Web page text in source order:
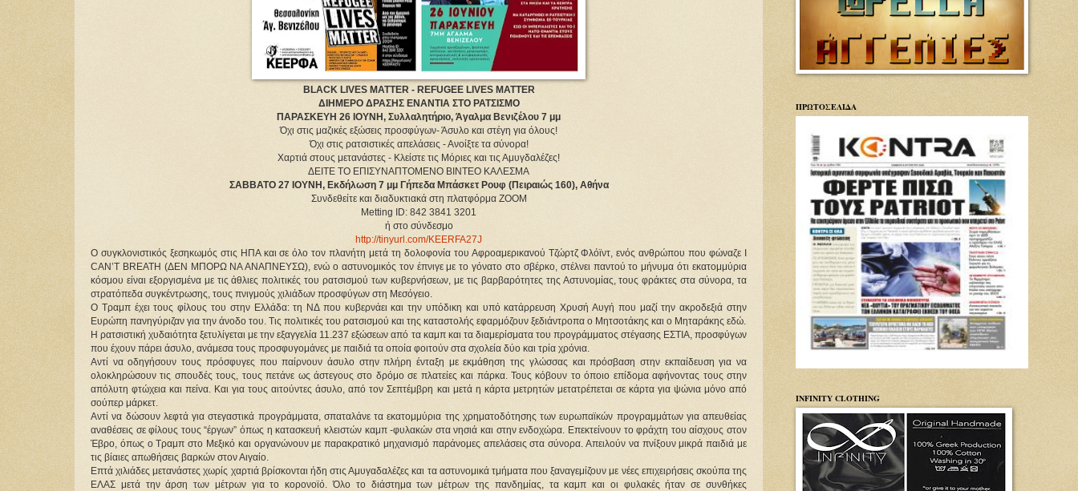
BLACK LIVES MATTER - REFUGEE LIVES MATTER
ΔΙΗΜΕΡΟ ΔΡΑΣΗΣ ΕΝΑΝΤΙΑ ΣΤΟ ΡΑΤΣΙΣΜΟ
ΠΑΡΑΣΚΕΥΗ 26 ΙΟΥΝΗ, Συλλαλητήριο, Άγαλμα Βενιζέλου 7 μμ
Όχι στις μαζικές εξώσεις προσφύγων- Άσυλο και στέγη για όλους!
Όχι στις ρατσιστικές απελάσεις - Ανοίξτε τα σύνορα!
Χαρτιά στους μετανάστες - Κλείστε τις Μόριες και τις Αμυγδαλέζες!
ΔΕΙΤΕ ΤΟ ΕΠΙΣΥΝΑΠΤΟΜΕΝΟ ΒΙΝΤΕΟ ΚΑΛΕΣΜΑ
ΣΑΒΒΑΤΟ 27 ΙΟΥΝΗ, Εκδήλωση 7 μμ Γήπεδα Μπάσκετ Ρουφ (Πειραιώς 160), Αθήνα
Συνδεθείτε και διαδυκτιακά στη πλατφόρμα ZOOM
Metting ID: 842 3841 3201
ή στο σύνδεσμο
http://tinyurl.com/KEERFA27J
Ο συγκλονιστικός ξεσηκωμός στις ΗΠΑ και σε όλο τον πλανήτη μετά τη δολοφονία του Αφροαμερικανού Τζώρτζ Φλόϊντ, ενός ανθρώπου που φώναζε I
CAN’T BREATH (ΔΕΝ ΜΠΟΡΩ ΝΑ ΑΝΑΠΝΕΥΣΩ), ενώ ο αστυνομικός τον έπνιγε με το γόνατο στο σβέρκο, στέλνει παντού το μήνυμα ότι εκατομμύρια
κόσμου είναι εξοργισμένα με τις άθλιες πολιτικές του ρατσισμού των κυβερνήσεων, με τις βαρβαρότητες της Αστυνομίας, τους φράκτες στα σύνορα, τα
στρατόπεδα συγκέντρωσης, τους πνιγμούς χιλιάδων προσφύγων στη Μεσόγειο.
Ο Τραμπ έχει τους φίλους του στην Ελλάδα: τη ΝΔ που κυβερνάει και την υπόδικη και υπό κατάρρευση Χρυσή Αυγή που μαζί την ακροδεξιά στην
Ευρώπη πανηγύριζαν για την άνοδο του. Τις πολιτικές του ρατσισμού και της καταστολής εφαρμόζουν ξεδιάντροπα ο Μητσοτάκης και ο Μηταράκης εδώ.
Η ρατσιστική χυδαιότητα ξετυλίγεται με την εξαγγελία 11.237 εξώσεων από τα καμπ και τα διαμερίσματα του προγράμματος στέγασης ΕΣΤΙΑ, προσφύγων
που έχουν πάρει άσυλο, ανάμεσα τους προσφυγομάνες με παιδιά τα οποία φοιτούν στα σχολεία δύο και τρία χρόνια.
Αντί να οδηγήσουν τους πρόσφυγες που παίρνουν άσυλο στην πλήρη ένταξη με εκμάθηση της γλώσσας και πρόσβαση στην εκπαίδευση για να
ολοκληρώσουν τις σπουδές τους, τους πετάνε ως άστεγους στο δρόμο σε πλατείες και πάρκα. Τους κόβουν το όποιο επίδομα αφήνοντας τους στην
απόλυτη φτώχεια και πείνα. Και για τους αιτούντες άσυλο, από τον Σεπτέμβρη και μετά η κάρτα μετρητών μετατρέπεται σε κάρτα για ψώνια μόνο από
σούπερ μάρκετ.
Αντί να δώσουν λεφτά για στεγαστικά προγράμματα, σπαταλάνε τα εκατομμύρια της χρηματοδότησης των ευρωπαϊκών προγραμμάτων για απευθείας
αναθέσεις σε φίλους τους “έργων” όπως η κατασκευή κλειστών καμπ -φυλακών στα νησιά και στην ενδοχώρα. Επεκτείνουν το φράχτη του αίσχους στον
Έβρο, όπως ο Τραμπ στο Μεξικό και οργανώνουν με παρακρατικό μηχανισμό παράνομες απελάσεις στα σύνορα. Απειλούν να πνίξουν μικρά παιδιά με
τις βίαιες απωθήσεις βαρκών στον Αιγαίο.
Επτά χιλιάδες μετανάστες χωρίς χαρτιά βρίσκονται ήδη στις Αμυγαδαλέζες και τα αστυνομικά τμήματα που ξαναγεμίζουν με νέες επιχειρήσεις σκούπα της
ΕΛΑΣ μετά την άρση των μέτρων για το κορονοϊό. Όλο το διάστημα των μέτρων της πανδημίας, τα καμπ και οι φυλακές ήταν σε συνθήκες
ΠΡΩΤΟΣΕΛΙΔΑ
INFINITY CLOTHING